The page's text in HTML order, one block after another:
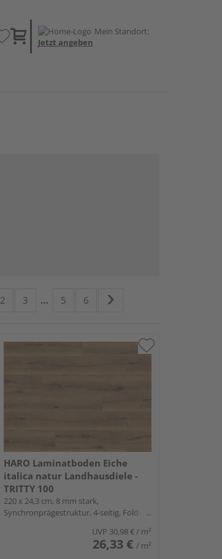
Mein Standort:
Jetzt angeben
2 3 … 5 6
HARO Laminatboden Eiche
italica natur Landhausdiele -
TRITTY 100
220 x 24,3 cm, 8 mm stark,
Synchronprägestruktur, 4-seitig, Fold-
UVP 30,98 €/ m²
26,33 € / m²